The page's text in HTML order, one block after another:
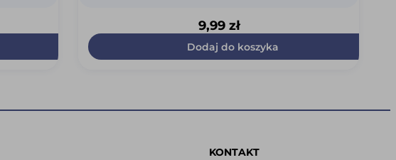
9,99 zł
Dodaj do koszyka
KONTAKT